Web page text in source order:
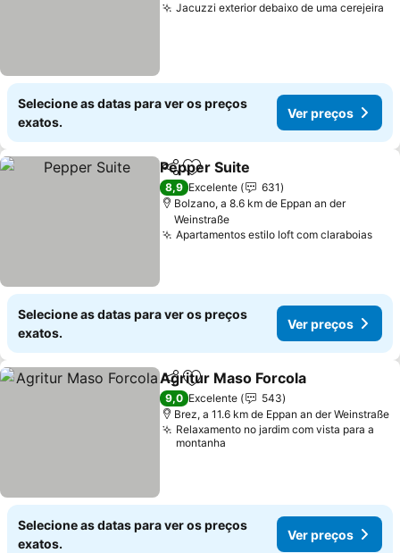
Jacuzzi exterior debaixo de uma cerejeira
Selecione as datas para ver os preços
exatos.
Ver preços
PartilharAdicionar aos favoritos
Pepper Suite
8,9 Excelente
631
Bolzano, a 8.6 km de Eppan an der
Weinstraße
Apartamentos estilo loft com claraboiasVer
Selecione as datas para ver os preços
exatos.
Ver preços
PartilharAdicionar aos favoritos
Agritur Maso Forcola
9,0 Excelente
543
Brez, a 11.6 km de Eppan an der Weinstraße
Relaxamento no jardim com vista para a
montanha
Selecione as datas para ver os preços
exatos.
Ver preços